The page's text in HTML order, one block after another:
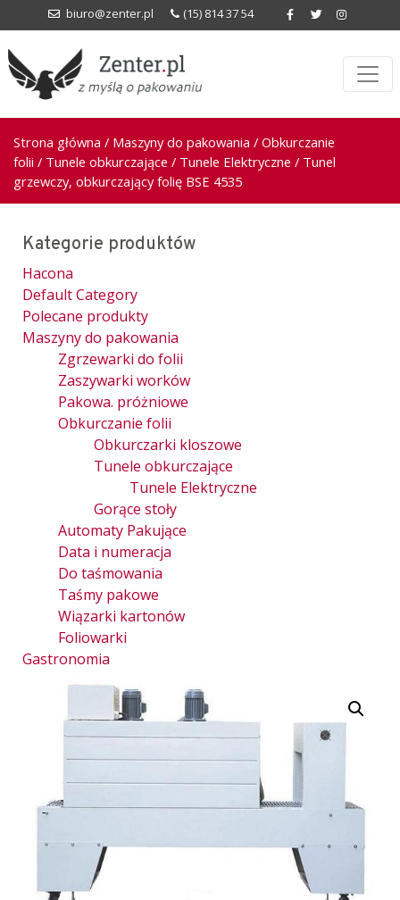
biuro@zenter.pl (15) 814 37 54
Strona główna / Maszyny do pakowania / Obkurczanie
folii / Tunele obkurczające / Tunele Elektryczne / Tunel
grzewczy, obkurczający folię BSE 4535
Kategorie produktów
Hacona
Default Category
Polecane produkty
Maszyny do pakowania
Zgrzewarki do folii
Zaszywarki worków
Pakowa. próżniowe
Obkurczanie folii
Obkurczarki kloszowe
Tunele obkurczające
Tunele Elektryczne
Gorące stoły
Automaty Pakujące
Data i numeracja
Do taśmowania
Taśmy pakowe
Wiązarki kartonów
Foliowarki
Gastronomia